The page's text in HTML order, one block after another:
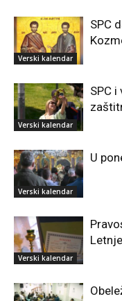
Verski kalendar
SPC
Verski kalendar
SPC
Verski kalendar
U
Verski kalendar